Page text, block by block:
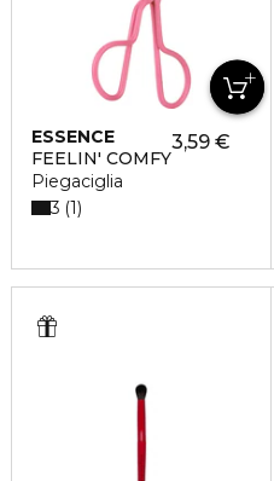
ESSENCE
FEELIN' COMFY
Piegaciglia
3,59 €
3 1